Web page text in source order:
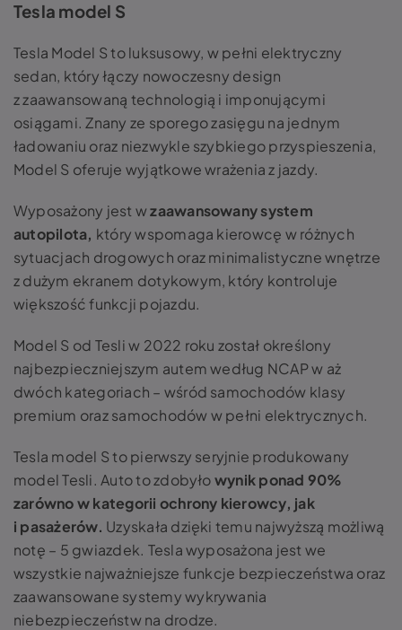
Tesla model S
Tesla Model S to luksusowy, w pełni elektryczny
sedan, który łączy nowoczesny design
z zaawansowaną technologią i imponującymi
osiągami. Znany ze sporego zasięgu na jednym
ładowaniu oraz niezwykle szybkiego przyspieszenia,
Model S oferuje wyjątkowe wrażenia z jazdy.
Wyposażony jest wzaawansowany system
autopilota, który wspomaga kierowcę w różnych
sytuacjach drogowych oraz minimalistyczne wnętrze
z dużym ekranem dotykowym, który kontroluje
większość funkcji pojazdu.
Model S od Tesli w 2022 roku został określony
najbezpieczniejszym autem według NCAP w aż
dwóch kategoriach – wśród samochodów klasy
premium oraz samochodów w pełni elektrycznych.
Tesla model S to pierwszy seryjnie produkowany
model Tesli. Auto to zdobyłowynik ponad 90%
zarówno w kategorii ochrony kierowcy, jak
i pasażerów. Uzyskała dzięki temu najwyższą możliwą
notę – 5 gwiazdek. Tesla wyposażona jest we
wszystkie najważniejsze funkcje bezpieczeństwa oraz
zaawansowane systemy wykrywania
niebezpieczeństw na drodze.